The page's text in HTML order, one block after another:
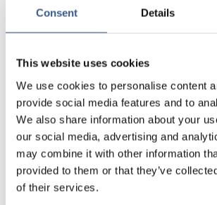
Consent Details
This website uses cookies
We use cookies to personalise content
provide social media features and to
We also share information about your
our social media, advertising and
may combine it with other information
provided to them or that they’ve
of their services.
IMDi ønsker i forkant av webinaret å
åsende inn spørsmåldu eller din
temaene.
Følg webinar
NEWSLETTER